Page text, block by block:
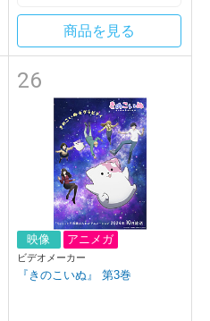
商品を見る
26
映像 アニメガ
ビデオメーカー
『きのこいぬ』 第3巻